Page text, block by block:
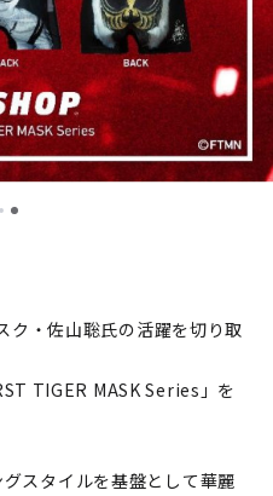
ク・佐山聡氏の活躍を切り取
TIGER MASK Series」を
スタイルを基盤として華麗